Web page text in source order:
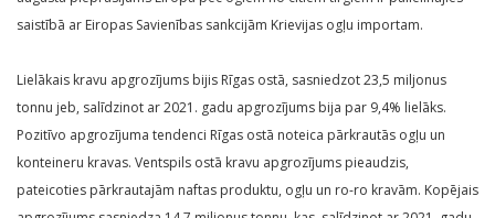
saistībā ar Eiropas Savienības sankcijām Krievijas ogļu importam.
Lielākais kravu apgrozījums bijis Rīgas ostā, sasniedzot 23,5 miljonus
tonnu jeb, salīdzinot ar 2021. gadu apgrozījums bija par 9,4% lielāks.
Pozitīvo apgrozījuma tendenci Rīgas ostā noteica pārkrautās ogļu un
konteineru kravas. Ventspils ostā kravu apgrozījums pieaudzis,
pateicoties pārkrautajām naftas produktu, ogļu un ro-ro kravām. Kopējais